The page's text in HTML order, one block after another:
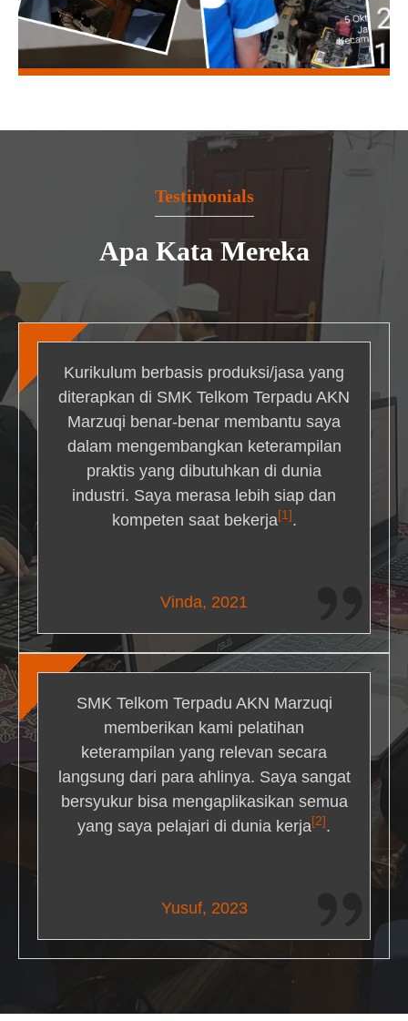
Testimonials
Apa Kata Mereka
Kurikulum berbasis produksi/jasa yang
diterapkan di SMK Telkom Terpadu AKN
Marzuqi benar-benar membantu saya
dalam mengembangkan keterampilan
praktis yang dibutuhkan di dunia
industri. Saya merasa lebih siap dan
kompeten saat bekerja[1] .
Vinda, 2021
SMK Telkom Terpadu AKN Marzuqi
memberikan kami pelatihan
keterampilan yang relevan secara
langsung dari para ahlinya. Saya sangat
bersyukur bisa mengaplikasikan semua
yang saya pelajari di dunia kerja[2] .
Yusuf, 2023